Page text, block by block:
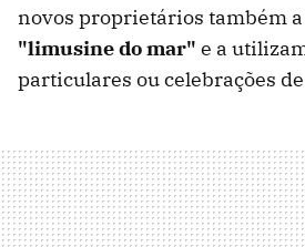
novos proprietários também
"limusine do mar" e a
particulares ou celebrações